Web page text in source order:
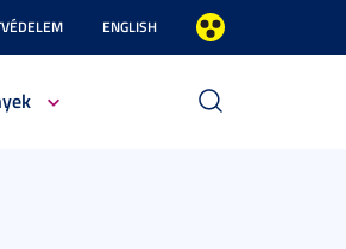
ENGLISH